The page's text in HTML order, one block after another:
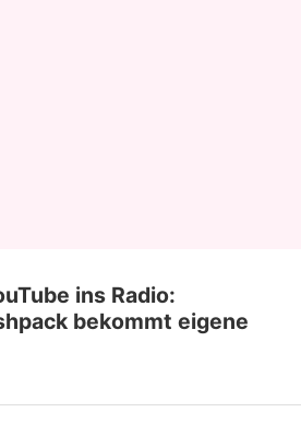
ins Radio:
bekommt eigene